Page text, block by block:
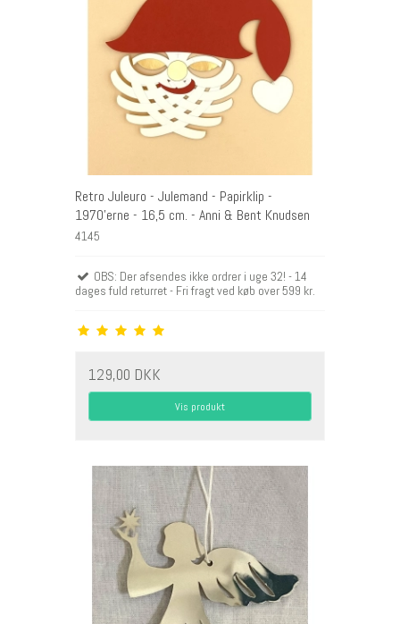
Retro Juleuro - Julemand - Papirklip -
1970'erne - 16,5 cm. - Anni & Bent Knudsen
4145
OBS: Der afsendes ikke ordrer i uge 32! - 14
dages fuld returret - Fri fragt ved køb over 599 kr.
129,00 DKK
Vis produkt